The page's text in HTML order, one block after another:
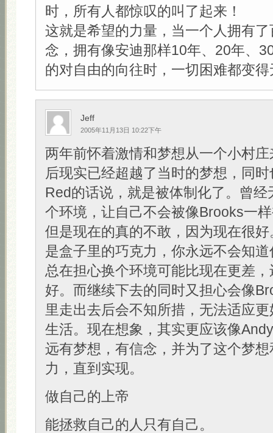
时，所有人都惊叹的叫了起来！
这就是希望的力量，当一个人拥有
念，拥有像安迪那样10年、20年、
的对自由的向往时，一切困难都变
Jeff
2005年11月13日 10:22下午
两年前怀着激情和梦想从一个小村
后现实已经超越了当时的梦想，同
Red的话说，就是被体制化了。曾经
个环境，让自己不会被像Brooks一
但是现在的真的不敢，因为现在很
是盒子里的巧克力，你永远不会知
总在担心换个环境可能比现在更差
好。而继续下去的同时又担心会像
里走出去后会不知所措，无法适应
生活。现在想象，其实更应该像
远有梦想，有信念，并为了这个梦
力，直到实现。
做自己的上帝
能拯救自己的人只有自己。